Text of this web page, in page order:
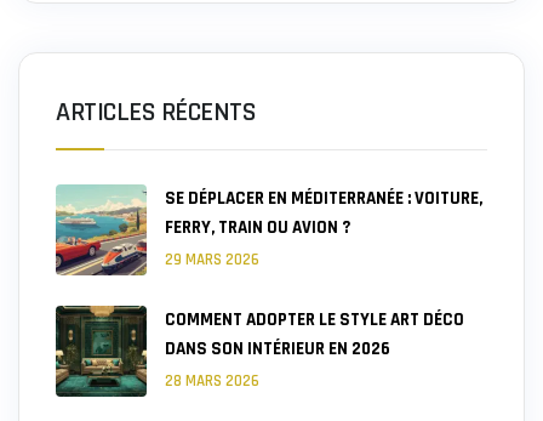
ARTICLES RÉCENTS
SE DÉPLACER EN MÉDITERRANÉE : VOITURE,
FERRY, TRAIN OU AVION ?
29 MARS 2026
COMMENT ADOPTER LE STYLE ART DÉCO
DANS SON INTÉRIEUR EN 2026
28 MARS 2026